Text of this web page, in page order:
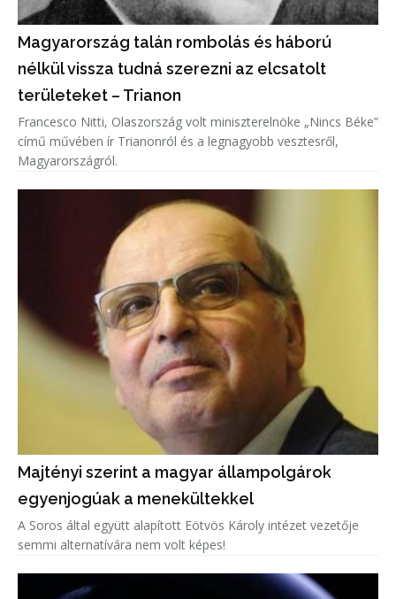
Magyarország talán rombolás és háború
nélkül vissza tudná szerezni az elcsatolt
területeket – Trianon
Francesco Nitti, Olaszország volt miniszterelnöke „Nincs Béke”
című művében ír Trianonról és a legnagyobb vesztesről,
Magyarországról.
Majtényi szerint a magyar állampolgárok
egyenjogúak a menekültekkel
A Soros által együtt alapított Eötvös Károly intézet vezetője
semmi alternatívára nem volt képes!